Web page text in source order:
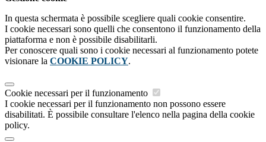
In questa schermata è possibile scegliere quali cookie consentire.
I cookie necessari sono quelli che consentono il funzionamento della
piattaforma e non è possibile disabilitarli.
Per conoscere quali sono i cookie necessari al funzionamento potete
visionare la COOKIE POLICY.
Cookie necessari per il funzionamento
I cookie necessari per il funzionamento non possono essere
disabilitati. È possibile consultare l'elenco nella pagina della cookie
policy.